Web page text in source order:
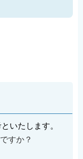
いたします。
すか？